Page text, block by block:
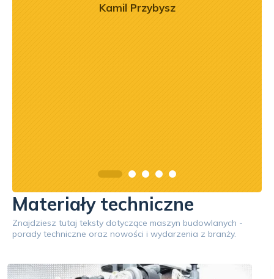
Kamil Przybysz
Materiały techniczne
Znajdziesz tutaj teksty dotyczące maszyn budowlanych -
porady techniczne oraz nowości i wydarzenia z branży.